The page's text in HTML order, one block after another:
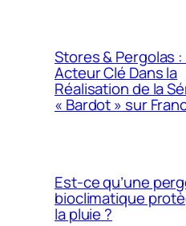
Stores & Pergolas :
Acteur Clé Dans la
Réalisation de la
« Bardot » sur
Est-ce qu’une
bioclimatique
la pluie ?